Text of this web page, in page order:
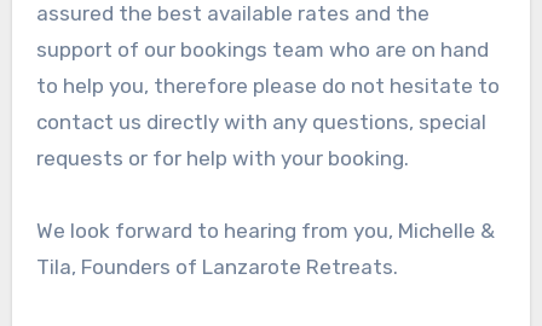
assured the best available rates and the
support of our bookings team who are on hand
to help you, therefore please do not hesitate to
contact us directly with any questions, special
requests or for help with your booking.
We look forward to hearing from you, Michelle &
Tila, Founders of Lanzarote Retreats.